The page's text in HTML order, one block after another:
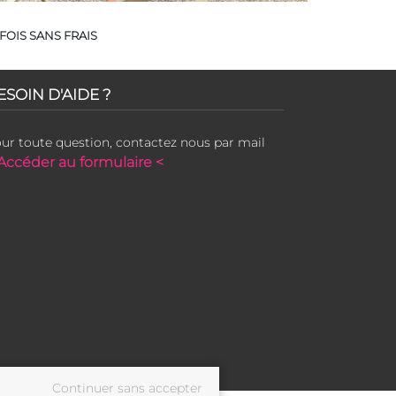
SANS FRAIS
D'AIDE ?
toute question, contactez nous par mail
au formulaire <